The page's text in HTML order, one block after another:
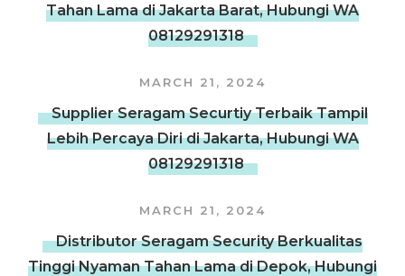
Tahan Lama di Jakarta Barat, Hubungi WA
08129291318
MARCH 21, 2024
Supplier Seragam Securtiy Terbaik Tampil
Lebih Percaya Diri di Jakarta, Hubungi WA
08129291318
MARCH 21, 2024
Distributor Seragam Security Berkualitas
Tinggi Nyaman Tahan Lama di Depok, Hubungi